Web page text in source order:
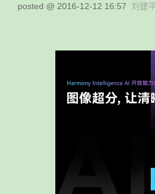
posted @ 2016-12-12 16:57 刘建